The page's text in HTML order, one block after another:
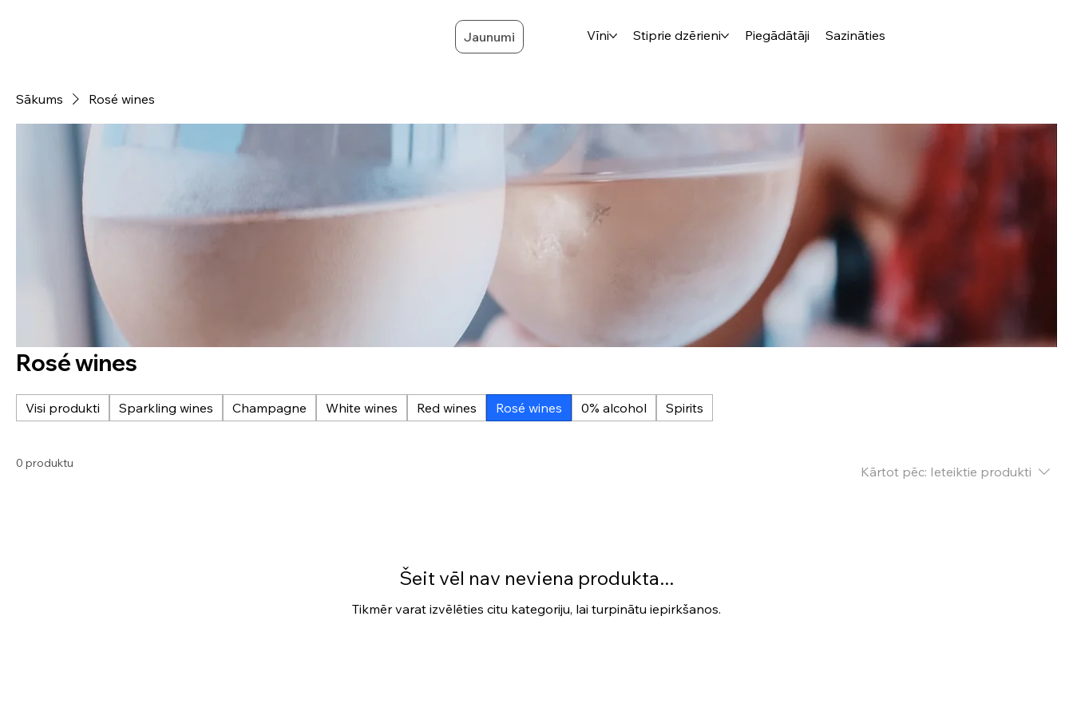
Jaunumi Vīni Stiprie dzērieni Piegādātāji Sazināties
Sākums Rosé wines
Rosé wines
Visi produkti Sparkling wines Champagne White wines Red wines Rosé wines 0% alcohol Spirits
0 produktu
Kārtot pēc: Ieteiktie produkti
Šeit vēl nav neviena produkta...
Tikmēr varat izvēlēties citu kategoriju, lai turpinātu iepirkšanos.